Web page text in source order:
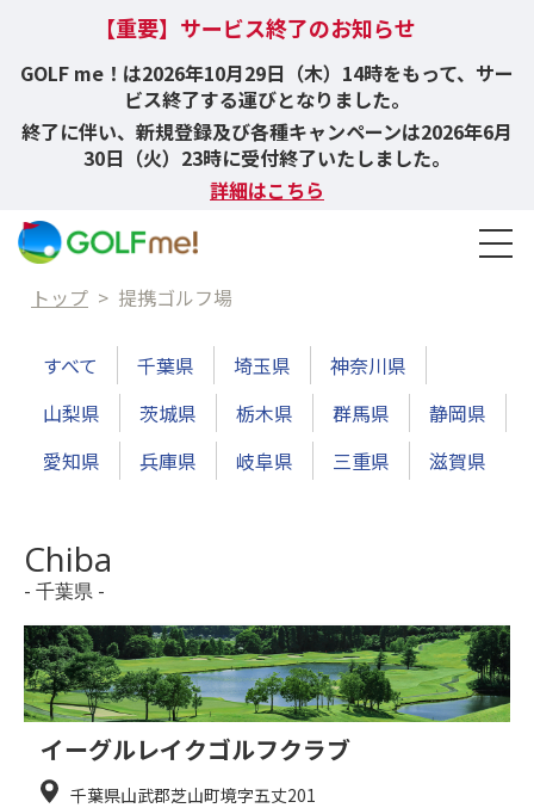
【重要】サービス終了のお知らせ
GOLF me！は2026年10月29日（木）14時をもって、サー
ビス終了する運びとなりました。
終了に伴い、新規登録及び各種キャンペーンは2026年6月
30日（火）23時に受付終了いたしました。
詳細はこちら
トップ > 提携ゴルフ場
すべて 千葉県 埼玉県
神奈川県
山梨県
茨城県 栃木県 群馬県
静岡県
愛知県
兵庫県 岐阜県 三重県 滋賀県
Chiba
- 千葉県 -
イーグルレイクゴルフクラブ
千葉県山武郡芝山町境字五丈201